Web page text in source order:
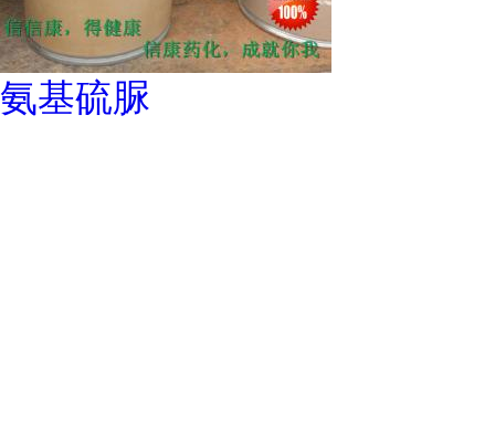
氨基硫脲